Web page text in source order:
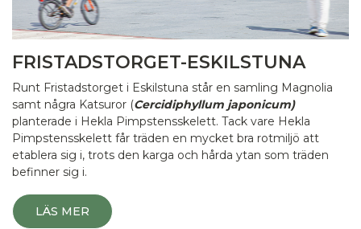
FRISTADSTORGET-ESKILSTUNA
Runt Fristadstorget i Eskilstuna står en samling Magnolia
samt några Katsuror (Cercidiphyllum japonicum)
planterade i Hekla Pimpstensskelett. Tack vare Hekla
Pimpstensskelett får träden en mycket bra rotmiljö att
etablera sig i, trots den karga och hårda ytan som träden
befinner sig i.
LÄS MER